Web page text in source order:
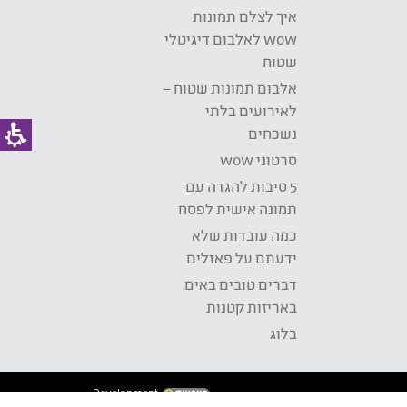
איך לצלם תמונות
wow לאלבום דיגיטלי
שטוח
אלבום תמונות שטוח –
לאירועים בלתי
נשכחים
סרטוני wow
5 סיבות להגדה עם
תמונה אישית לפסח
כמה עובדות שלא
ידעתם על פאזלים
דברים טובים באים
באריזות קטנות
בלוג
Development: